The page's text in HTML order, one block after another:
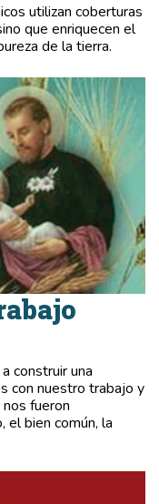
utilizan coberturas
que enriquecen el
de la tierra.
construir una
con nuestro trabajo y
fueron
el bien común, la